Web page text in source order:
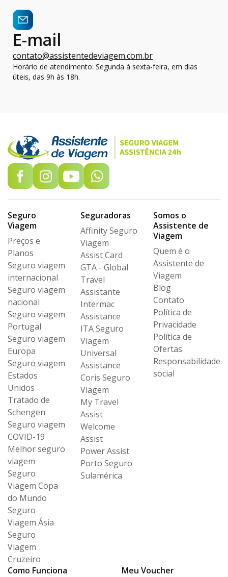
E-mail
contato@assistentedeviagem.com.br
Horário de atendimento: Segunda à sexta-feira, em dias
úteis, das 9h às 18h.
Seguro
Viagem
Preços e
Planos
Seguro viagem
internacional
Seguro viagem
nacional
Seguro viagem
Portugal
Seguro viagem
Europa
Seguro viagem
Estados
Unidos
Tratado de
Schengen
Seguro viagem
COVID-19
Melhor seguro
viagem
Seguro
Viagem Copa
do Mundo
Seguro
Viagem Ásia
Seguro
Viagem
Cruzeiro
Seguradoras
Affinity Seguro
Viagem
Assist Card
GTA - Global
Travel
Assistante
Intermac
Assistance
ITA Seguro
Viagem
Universal
Assistance
Coris Seguro
Viagem
My Travel
Assist
Welcome
Assist
Power Assist
Porto Seguro
Sulamérica
Somos o
Assistente de
Viagem
Quem é o
Assistente de
Viagem
Blog
Contato
Política de
Privacidade
Política de
Ofertas
Responsabilidade
social
Como Funciona
Meu Voucher